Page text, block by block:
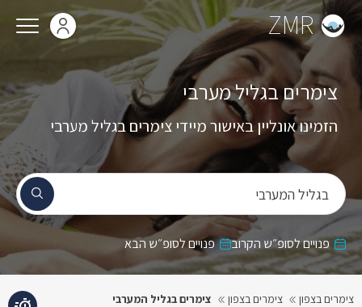
ZMR
בגליל המערבי
צימרים בגליל מערבי
הזמינו אונליין באישור מיידי צימרים בגליל מערבי
פנויים לסופ״ש הקרוב פנויים לסופ״ש הבא
צימרים בצפון צימרים בצפון צימרים בגליל המערבי